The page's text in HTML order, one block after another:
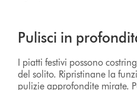
Pulisci in
I piatti festivi possono
del solito. Ripristinane la
pulizie approfondite mirate.